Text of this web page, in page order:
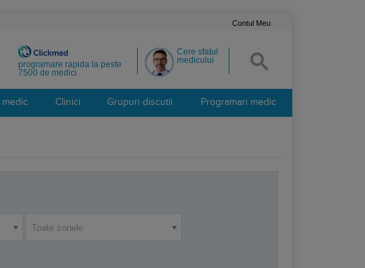
Contul Meu
Cere sfatul
medicului
programare rapida la peste
7500 de medici
medic Clinici Grupuri discutii Programari medic
Toate zonele